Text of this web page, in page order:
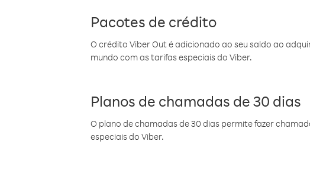
Pacotes de crédito
O crédito Viber Out é adicionado ao seu saldo ao
mundo com as tarifas especiais do Viber.
Planos de chamadas de 30 dias
O plano de chamadas de 30 dias permite fazer
especiais do Viber.